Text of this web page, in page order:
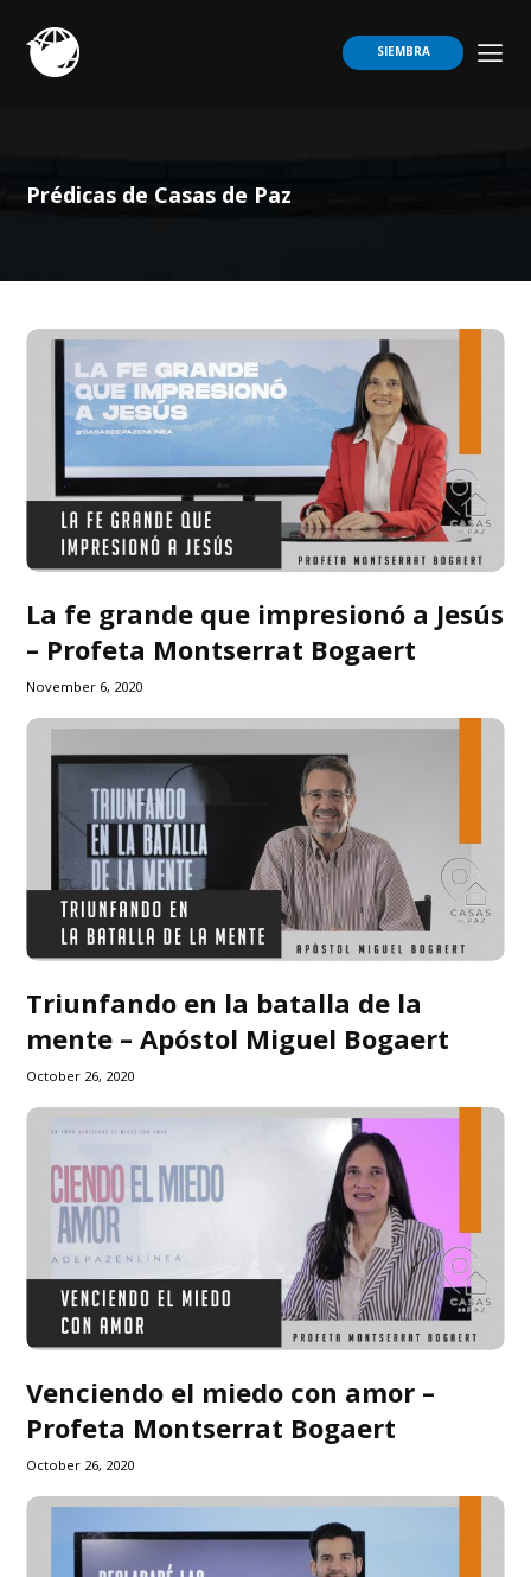
SIEMBRA
Prédicas de Casas de Paz
La fe grande que impresionó a Jesús
– Profeta Montserrat Bogaert
November 6, 2020
Triunfando en la batalla de la
mente – Apóstol Miguel Bogaert
October 26, 2020
Venciendo el miedo con amor –
Profeta Montserrat Bogaert
October 26, 2020